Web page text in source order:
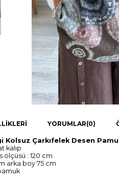
YORUMLAR(0)
Kolsuz Çarkıfelek Desen
kalıp
ölçüsü : 120 cm
arka boy 75 cm